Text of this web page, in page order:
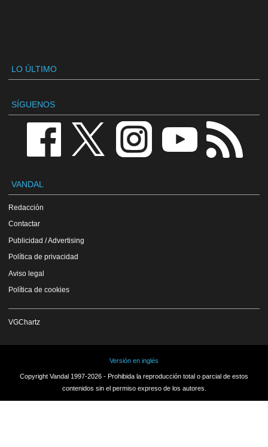
LO ÚLTIMO
SÍGUENOS
VANDAL
Redacción
Contactar
Publicidad / Advertising
Política de privacidad
Aviso legal
Política de cookies
VGChartz
Versión en inglés
Copyright Vandal 1997-2026 - Prohibida la reproducción total o parcial de estos
contenidos sin el permiso expreso de los autores.